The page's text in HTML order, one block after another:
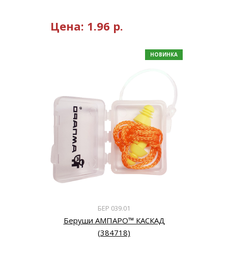
Цена: 1.96 р.
БЕР 039.01
Беруши АМПАРО™ КАСКАД
(384718)
НОВИНКА